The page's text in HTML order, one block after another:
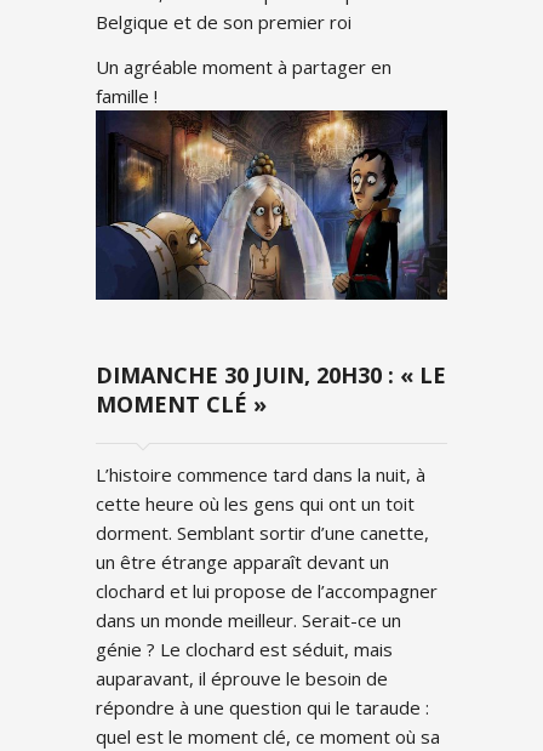
Belgique et de son premier roi
Un agréable moment à partager en
famille !
DIMANCHE 30 JUIN, 20H30 : « LE
MOMENT CLÉ »
L’histoire commence tard dans la nuit, à
cette heure où les gens qui ont un toit
dorment. Semblant sortir d’une canette,
un être étrange apparaît devant un
clochard et lui propose de l’accompagner
dans un monde meilleur. Serait-ce un
génie ? Le clochard est séduit, mais
auparavant, il éprouve le besoin de
répondre à une question qui le taraude :
quel est le moment clé, ce moment où sa